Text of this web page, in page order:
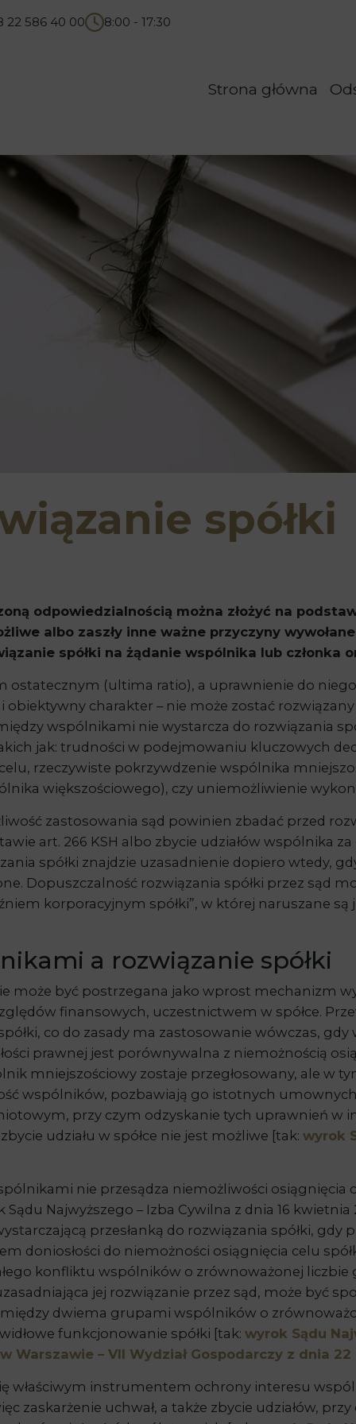
22 586 40 00 8:00 - 17:30
Strona główna
spółki
odpowiedzialnością można złożyć na
albo zaszły inne ważne przyczyny
spółki na żądanie wspólnika lub członka
ostatecznym (ultima ratio), a uprawnienie do
obiektywny charakter – nie może zostać
wspólnikami nie wystarcza do rozwiązania
jak: trudności w podejmowaniu kluczowych
rzeczywiste pokrzywdzenie wspólnika
większościowego), czy uniemożliwienie
zastosowania sąd powinien zbadać przed
art. 266 KSH albo zbycie udziałów wspólnika
spółki znajdzie uzasadnienie dopiero wtedy,
Dopuszczalność rozwiązania spółki przez sąd
korporacyjnym spółki”, w której naruszane
a rozwiązanie spółki
może być postrzegana jako wprost mechanizm
finansowych, uczestnictwem w spółce.
co do zasady ma zastosowanie wówczas, gdy
prawnej jest porównywalna z niemożnością
mniejszościowy zostaje przegłosowany, ale w
wspólników, pozbawiają go istotnych
przy czym odzyskanie tych uprawnień w
udziału w spółce nie jest możliwe [tak:wyrok
nie przesądza niemożliwości osiągnięcia
Najwyższego – Izba Cywilna z dnia 16 kwietnia
przesłanką do rozwiązania spółki, gdy
doniosłości do niemożności osiągnięcia celu
konfliktu wspólników o zrównoważonej liczbie
jej rozwiązanie przez sąd, może być
dwiema grupami wspólników o
funkcjonowanie spółki [tak:wyrok Sądu
Warszawie – VII Wydział Gospodarczy z dnia 22
właściwym instrumentem ochrony interesu
zaskarżenie uchwał, a także zbycie udziałów,